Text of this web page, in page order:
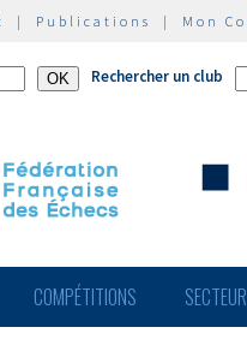
| Publications | Mon
Rechercher un club
COMPÉTITIONS